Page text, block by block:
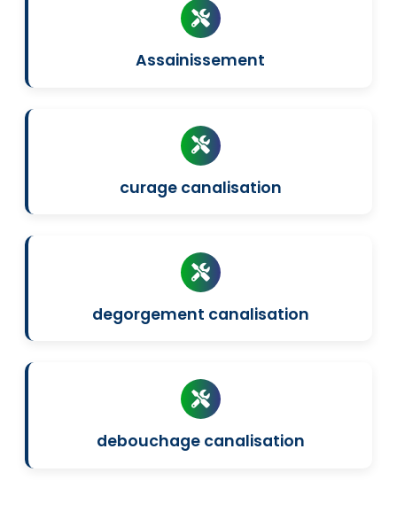
Assainissement
curage canalisation
degorgement canalisation
debouchage canalisation